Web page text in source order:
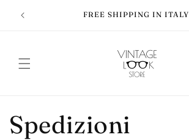
direttamente
OF FREE SHIPPING IN ITALY
Spedizioni